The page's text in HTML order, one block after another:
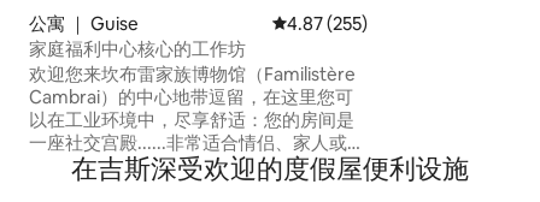
公寓 ｜ Guise 平均评分 4.87 分（满分 5 分），
4.87 (255)
家庭福利中心核心的工作坊
欢迎您来坎布雷家族博物馆（Familistère
Cambrai）的中心地带逗留，在这里您可
以在工业环境中，尽享舒适：您的房间是
一座社交宫殿......非常适合情侣、家人或朋
友一起度过美好时光，享受宁静的正宗装
饰......靠近市中心，您可以选择自己的路
在吉斯深受欢迎的度假屋便利设施